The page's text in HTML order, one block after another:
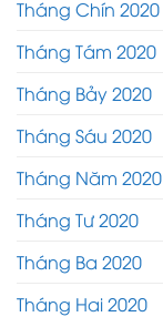
Tháng Chín 2020
Tháng Tám 2020
Tháng Bảy 2020
Tháng Sáu 2020
Tháng Năm 2020
Tháng Tư 2020
Tháng Ba 2020
Tháng Hai 2020